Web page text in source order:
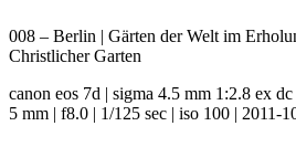
008 – Berlin | Gärten der Welt im
Christlicher Garten
canon eos 7d | sigma 4.5 mm 1:2.8 ex
5 mm | f8.0 | 1/125 sec | iso 100 | 2011-